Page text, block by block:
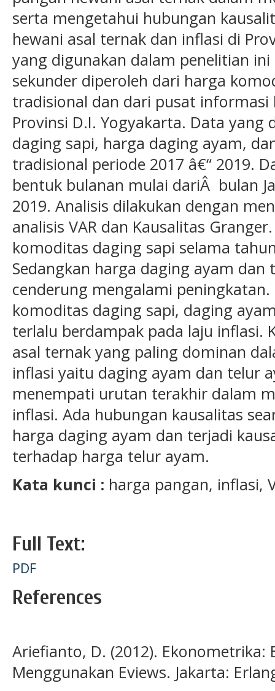
serta mengetahui hubungan
hewani asal ternak dan inflasi di
yang digunakan dalam penelitian
sekunder diperoleh dari harga
tradisional dan dari pusat
Provinsi D.I. Yogyakarta. Data
daging sapi, harga daging ayam,
tradisional periode 2017 â€“ 2019.
bentuk bulanan mulai dariÂ bulan
2019. Analisis dilakukan dengan
analisis VAR dan Kausalitas
komoditas daging sapi selama
Sedangkan harga daging ayam
cenderung mengalami
komoditas daging sapi, daging
terlalu berdampak pada laju inflasi.
asal ternak yang paling dominan
inflasi yaitu daging ayam dan telur
menempati urutan terakhir dalam
inflasi. Ada hubungan kausalitas
harga daging ayam dan terjadi
terhadap harga telur ayam.
Kata kunci : harga pangan, inflasi,
Full Text:
PDF
References
Ariefianto, D. (2012). Ekonometrika:
Menggunakan Eviews. Jakarta: